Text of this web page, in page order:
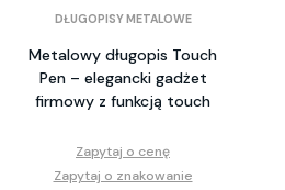
DŁUGOPISY METALOWE
Metalowy długopis Touch
Pen – elegancki gadżet
firmowy z funkcją touch
Zapytaj o cenę
Zapytaj o znakowanie